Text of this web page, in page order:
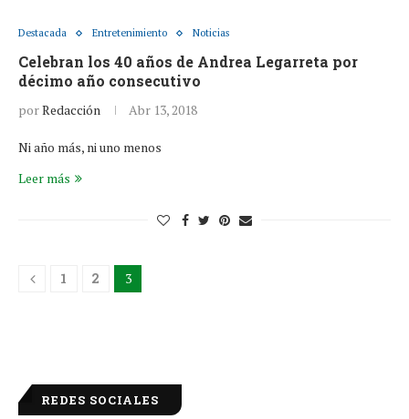
Destacada Entretenimiento Noticias
Celebran los 40 años de Andrea Legarreta por
décimo año consecutivo
porRedacción Abr 13, 2018
Ni año más, ni uno menos
Leer más
1 2 3
REDES SOCIALES